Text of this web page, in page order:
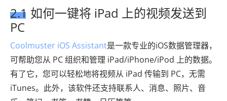
2.1 如何一键将 iPad 上的视频发送到
PC
Coolmuster iOS Assistant是一款专业的iOS数据管理器，
可帮助您从 PC 组织和管理 iPad/iPhone/iPod 上的数据。
有了它，您可以轻松地将视频从 iPad 传输到 PC，无需
iTunes。此外，该软件还支持联系人、消息、照片、音